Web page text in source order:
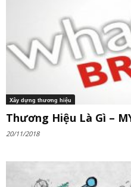
Xây dựng thương hiệu
Thương Hiệu Là Gì –
20/11/2018